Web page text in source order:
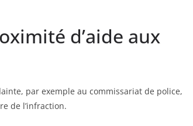
d’aide aux
par exemple au commissariat de police,
de l’infraction.